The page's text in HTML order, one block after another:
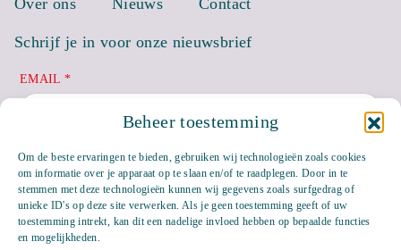
Beheer toestemming
Om de beste ervaringen te bieden, gebruiken wij technologieën zoals cookies
om informatie over je apparaat op te slaan en/of te raadplegen. Door in te
stemmen met deze technologieën kunnen wij gegevens zoals surfgedrag of
unieke ID's op deze site verwerken. Als je geen toestemming geeft of uw
toestemming intrekt, kan dit een nadelige invloed hebben op bepaalde functies
en mogelijkheden.
Over ons
Nieuws Contact
Schrijf je in voor onze nieuwsbrief
EMAIL *